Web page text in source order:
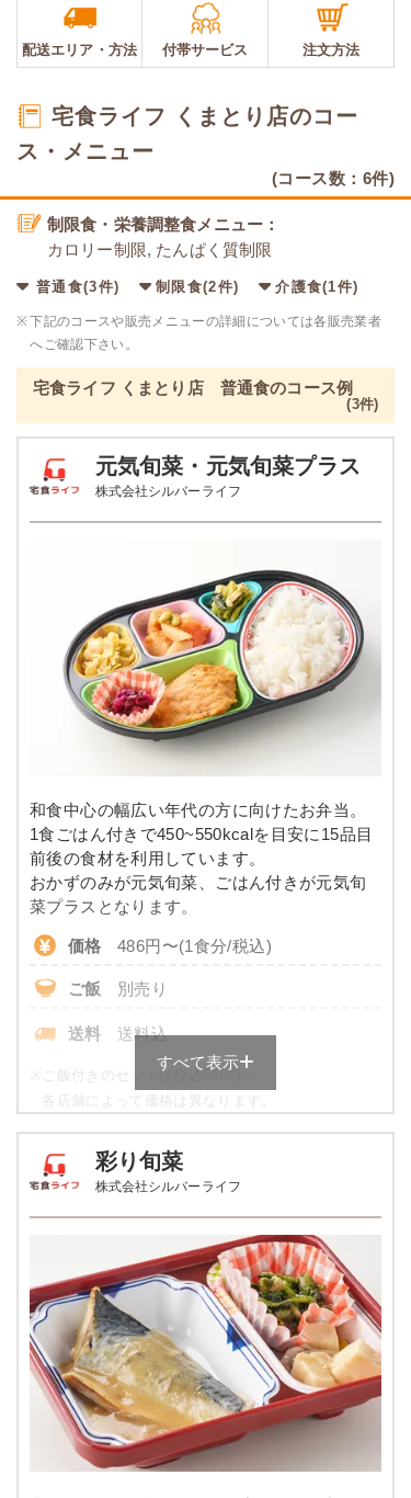
配送エリア・ 方法 付帯サービス 注文方法
宅食ライフ くまとり店のコー
ス・メニュー
(コース数：6件)
制限食・栄養調整食メニュー：
カロリー制限, たんぱく質制限
普通食(3件) 制限食(2件) 介護食(1件)
※下記のコースや販売メニューの詳細については各販売業者
へご確認下さい。
宅食ライフ くまとり店 普通食のコース例
(3件)
元気旬菜・元気旬菜プラス
株式会社シルバーライフ
和食中心の幅広い年代の方に向けたお弁当。
1食ごはん付きで450~550kcalを目安に15品目
前後の食材を利用しています。
おかずのみが元気旬菜、ごはん付きが元気旬
菜プラスとなります。
価格 486円〜(1食分/税込)
ご飯 別売り
送料 送料込
※
ご飯付きのセットは税込540円～
各店舗によって価格は異なります。
素例
品数 4～5品
カロリー 443kcal
塩分 1.9g
タンパク質 11.9g
脂質 8.6g
糖質 72.4g
すべて表示
彩り旬菜
株式会社シルバーライフ